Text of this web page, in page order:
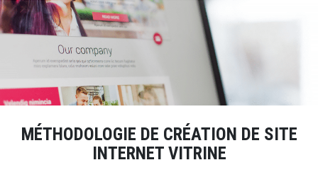
MÉTHODOLOGIE DE CRÉATION DE SITE
INTERNET VITRINE